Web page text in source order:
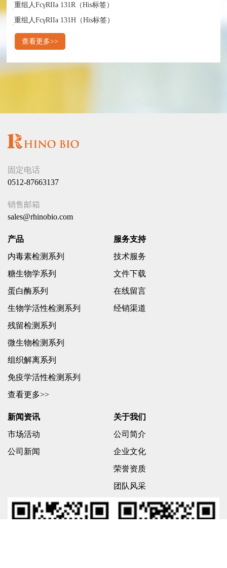
重组人FcγRIIa 131R（His标签）
重组人FcγRIIa 131H（His标签）
查看更多>>
固定电话
0512-87663137
销售邮箱
sales@rhinobio.com
产品
内毒素检测系列
糖生物学系列
蛋白酶系列
生物学活性检测系列
残留检测系列
微生物检测系列
组织解离系列
免疫学活性检测系列
查看更多>>
服务支持
技术服务
文件下载
在线留言
经销渠道
新闻资讯
市场活动
公司新闻
关于我们
公司简介
企业文化
荣誉资质
团队风采